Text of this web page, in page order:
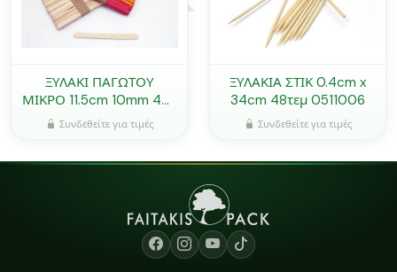
ΞΥΛΑΚΙ ΠΑΓΩΤΟΥ
ΜΙΚΡΟ 11.5cm 10mm 48-
50τεμ 0519182
Συνδεθείτε για τιμές
ΞΥΛΑΚΙΑ ΣΤΙΚ 0.4cm x
34cm 48τεμ 0511006
Συνδεθείτε για τιμές